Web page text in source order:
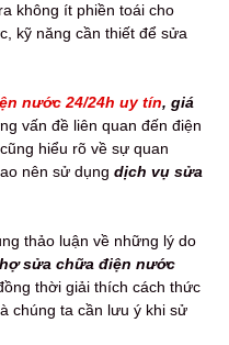
không ít phiền toái cho
kỹ năng cần thiết để sửa
nước 24/24h uy tín, giá
vấn đề liên quan đến điện
hiểu rõ về sự quan
nên sử dụng dịch vụ sửa
thảo luận về những lý do
sửa chữa điện nước
thời giải thích cách thức
chúng ta cần lưu ý khi sử